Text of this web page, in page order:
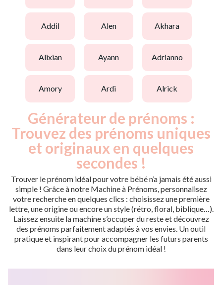
addil alen akhara
alixian ayann adrianno
amory ardi alrick
Générateur de prénoms :
Trouvez des prénoms uniques
et originaux en quelques
secondes !
Trouver le prénom idéal pour votre bébé n’a jamais été aussi
simple ! Grâce à notre Machine à Prénoms, personnalisez
votre recherche en quelques clics : choisissez une première
lettre, une origine ou encore un style (rétro, floral, biblique…).
Laissez ensuite la machine s’occuper du reste et découvrez
des prénoms parfaitement adaptés à vos envies. Un outil
pratique et inspirant pour accompagner les futurs parents
dans leur choix du prénom idéal !